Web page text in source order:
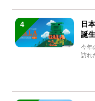
4
日
誕
生
今年
訪れ